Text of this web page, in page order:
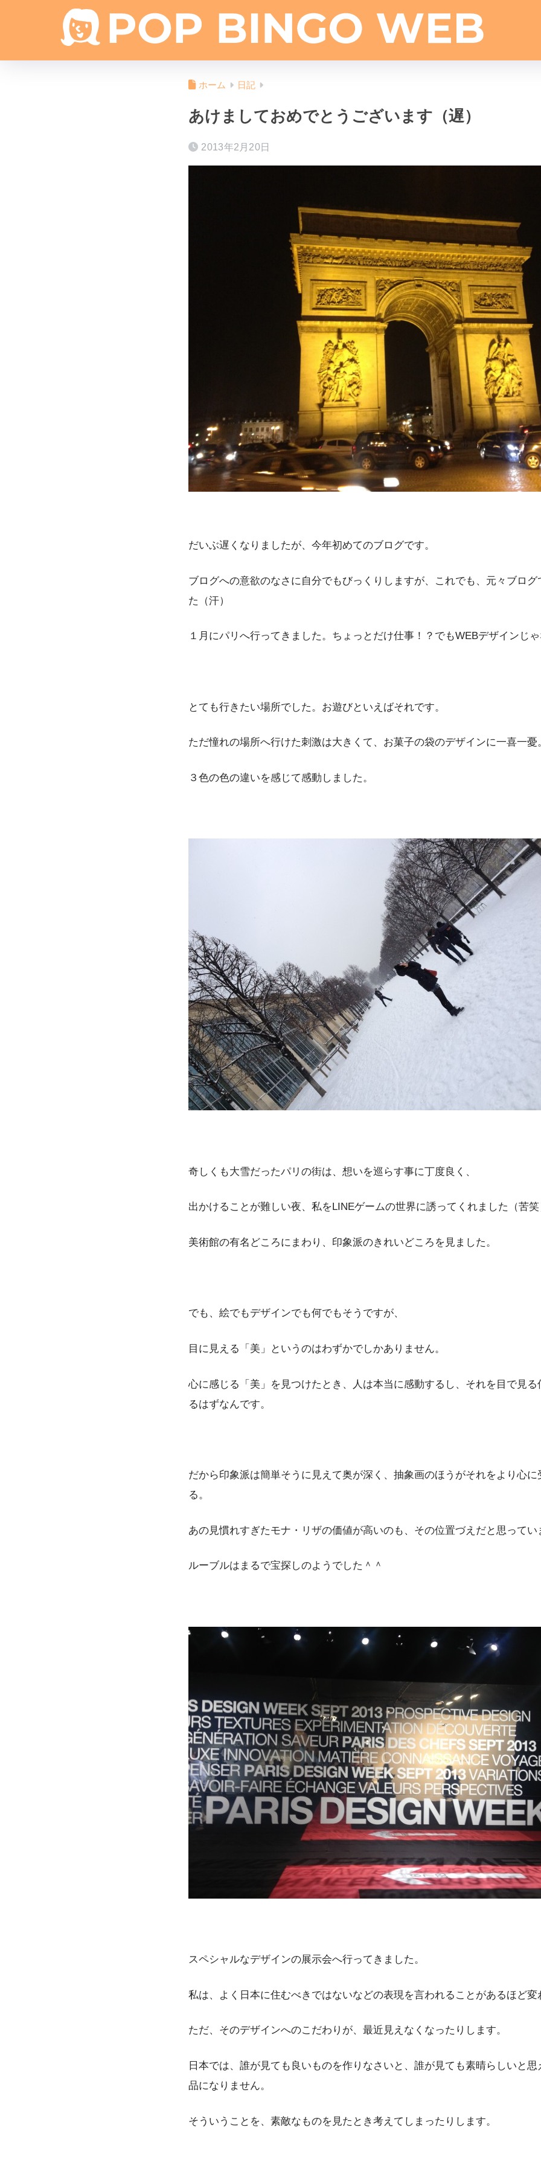
ホーム 日記
あけましておめでとうございます（遅）
2013年2月20日
だいぶ遅くなりましたが、今年初めてのブログです。
ブログへの意欲のなさに自分でもびっくりしますが、これでも、元々ブロ
た（汗）
１月にパリへ行ってきました。ちょっとだけ仕事！？でもWEBデザインじ
とても行きたい場所でした。お遊びといえばそれです。
ただ憧れの場所へ行けた刺激は大きくて、お菓子の袋のデザインに一喜一憂
３色の色の違いを感じて感動しました。
奇しくも大雪だったパリの街は、想いを巡らす事に丁度良く、
出かけることが難しい夜、私をLINEゲームの世界に誘ってくれました（苦
美術館の有名どころにまわり、印象派のきれいどころを見ました。
でも、絵でもデザインでも何でもそうですが、
目に見える「美」というのはわずかでしかありません。
心に感じる「美」を見つけたとき、人は本当に感動するし、それを目で見
るはずなんです。
だから印象派は簡単そうに見えて奥が深く、抽象画のほうがそれをより心に
る。
あの見慣れすぎたモナ・リザの価値が高いのも、その位置づえだと思ってい
ルーブルはまるで宝探しのようでした＾＾
スペシャルなデザインの展示会へ行ってきました。
私は、よく日本に住むべきではないなどの表現を言われることがあるほど変
ただ、そのデザインへのこだわりが、最近見えなくなったりします。
日本では、誰が見ても良いものを作りなさいと、誰が見ても素晴らしいと
品になりません。
そういうことを、素敵なものを見たとき考えてしまったりします。